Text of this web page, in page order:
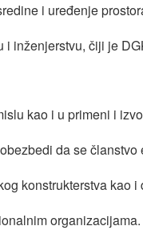
i uređenje
inženjerstvu, čiji je
kao i u primeni i
da se
konstrukterstva kao
organizacijama.